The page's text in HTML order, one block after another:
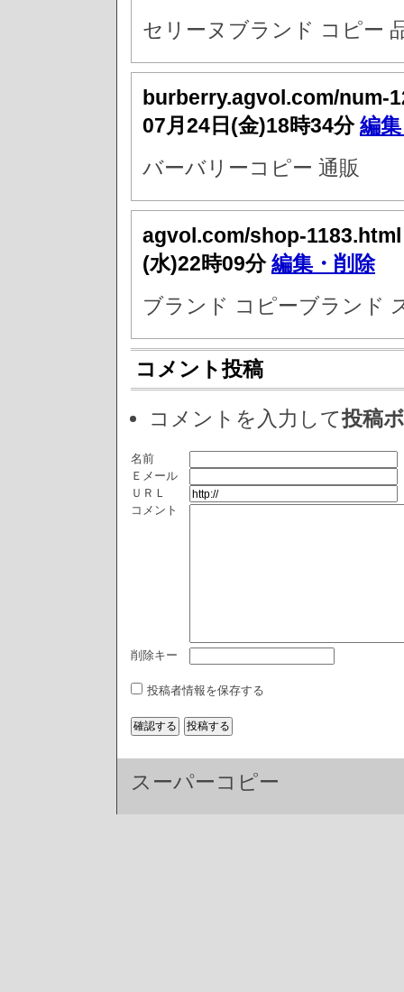
セリーヌブランド コピー
burberry.agvol.com/num-
07月24日(金)18時34分編
バーバリーコピー 通販
agvol.com/shop-
(水)22時09分編集・削除
ブランド コピーブランド
コメント投稿
コメントを入力して投稿
名前
Ｅメール
ＵＲＬ
コメント
削除キー
投稿者情報を保存する
スーパーコピー